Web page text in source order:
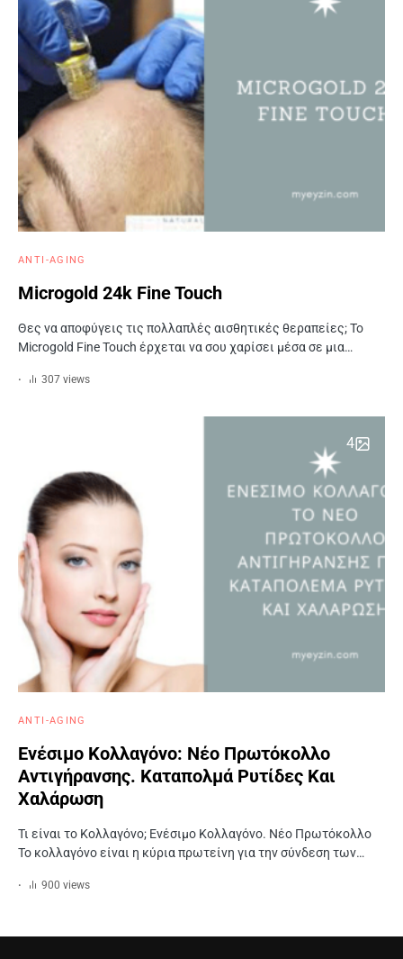
ANTI-AGING
Microgold 24k Fine Touch
Θες να αποφύγεις τις πολλαπλές αισθητικές θεραπείες; Το
Microgold Fine Touch έρχεται να σου χαρίσει μέσα σε μια…
307 views
4
ANTI-AGING
Ενέσιμο Κολλαγόνο: Νέο Πρωτόκολλο
Αντιγήρανσης. Καταπολμά Ρυτίδες Και
Χαλάρωση
Τι είναι το Κολλαγόνο; Ενέσιμο Κολλαγόνο. Νέο Πρωτόκολλο
Το κολλαγόνο είναι η κύρια πρωτείνη για την σύνδεση των…
900 views